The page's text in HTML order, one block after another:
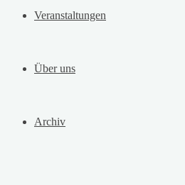
Veranstaltungen
Über uns
Archiv